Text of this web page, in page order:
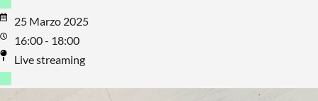
25 Marzo 2025
16:00 - 18:00
Live streaming